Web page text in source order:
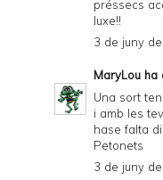
préssecs
luxe!!
3 de juny
MaryLou ha
Una sort
i amb les
hase falta
Petonets
3 de juny